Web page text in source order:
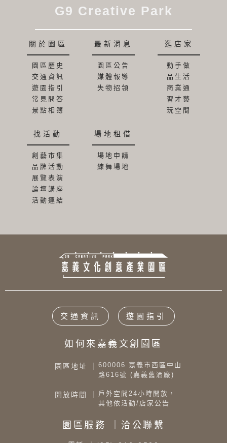
G9 Creative Park
關於園區
園區歷史
交通資訊
遊園指引
常見問答
景點相簿
最新消息
園區公告
媒體報導
失物招領
逛店家
動手做
品生活
商業通
習才藝
玩空間
找活動
創藝市集
品牌活動
展覽表演
論壇講座
活動連結
場地租借
場地申請
練舞場地
交通資訊 遊園指引
如何來嘉義文創園區
園區地址 ｜ 600006 嘉義市西區中山
路616號 (嘉義舊酒廠)
開放時間 ｜ 戶外空間24小時開放，
其他依活動/店家公告
園區服務 ｜洽公聯繫